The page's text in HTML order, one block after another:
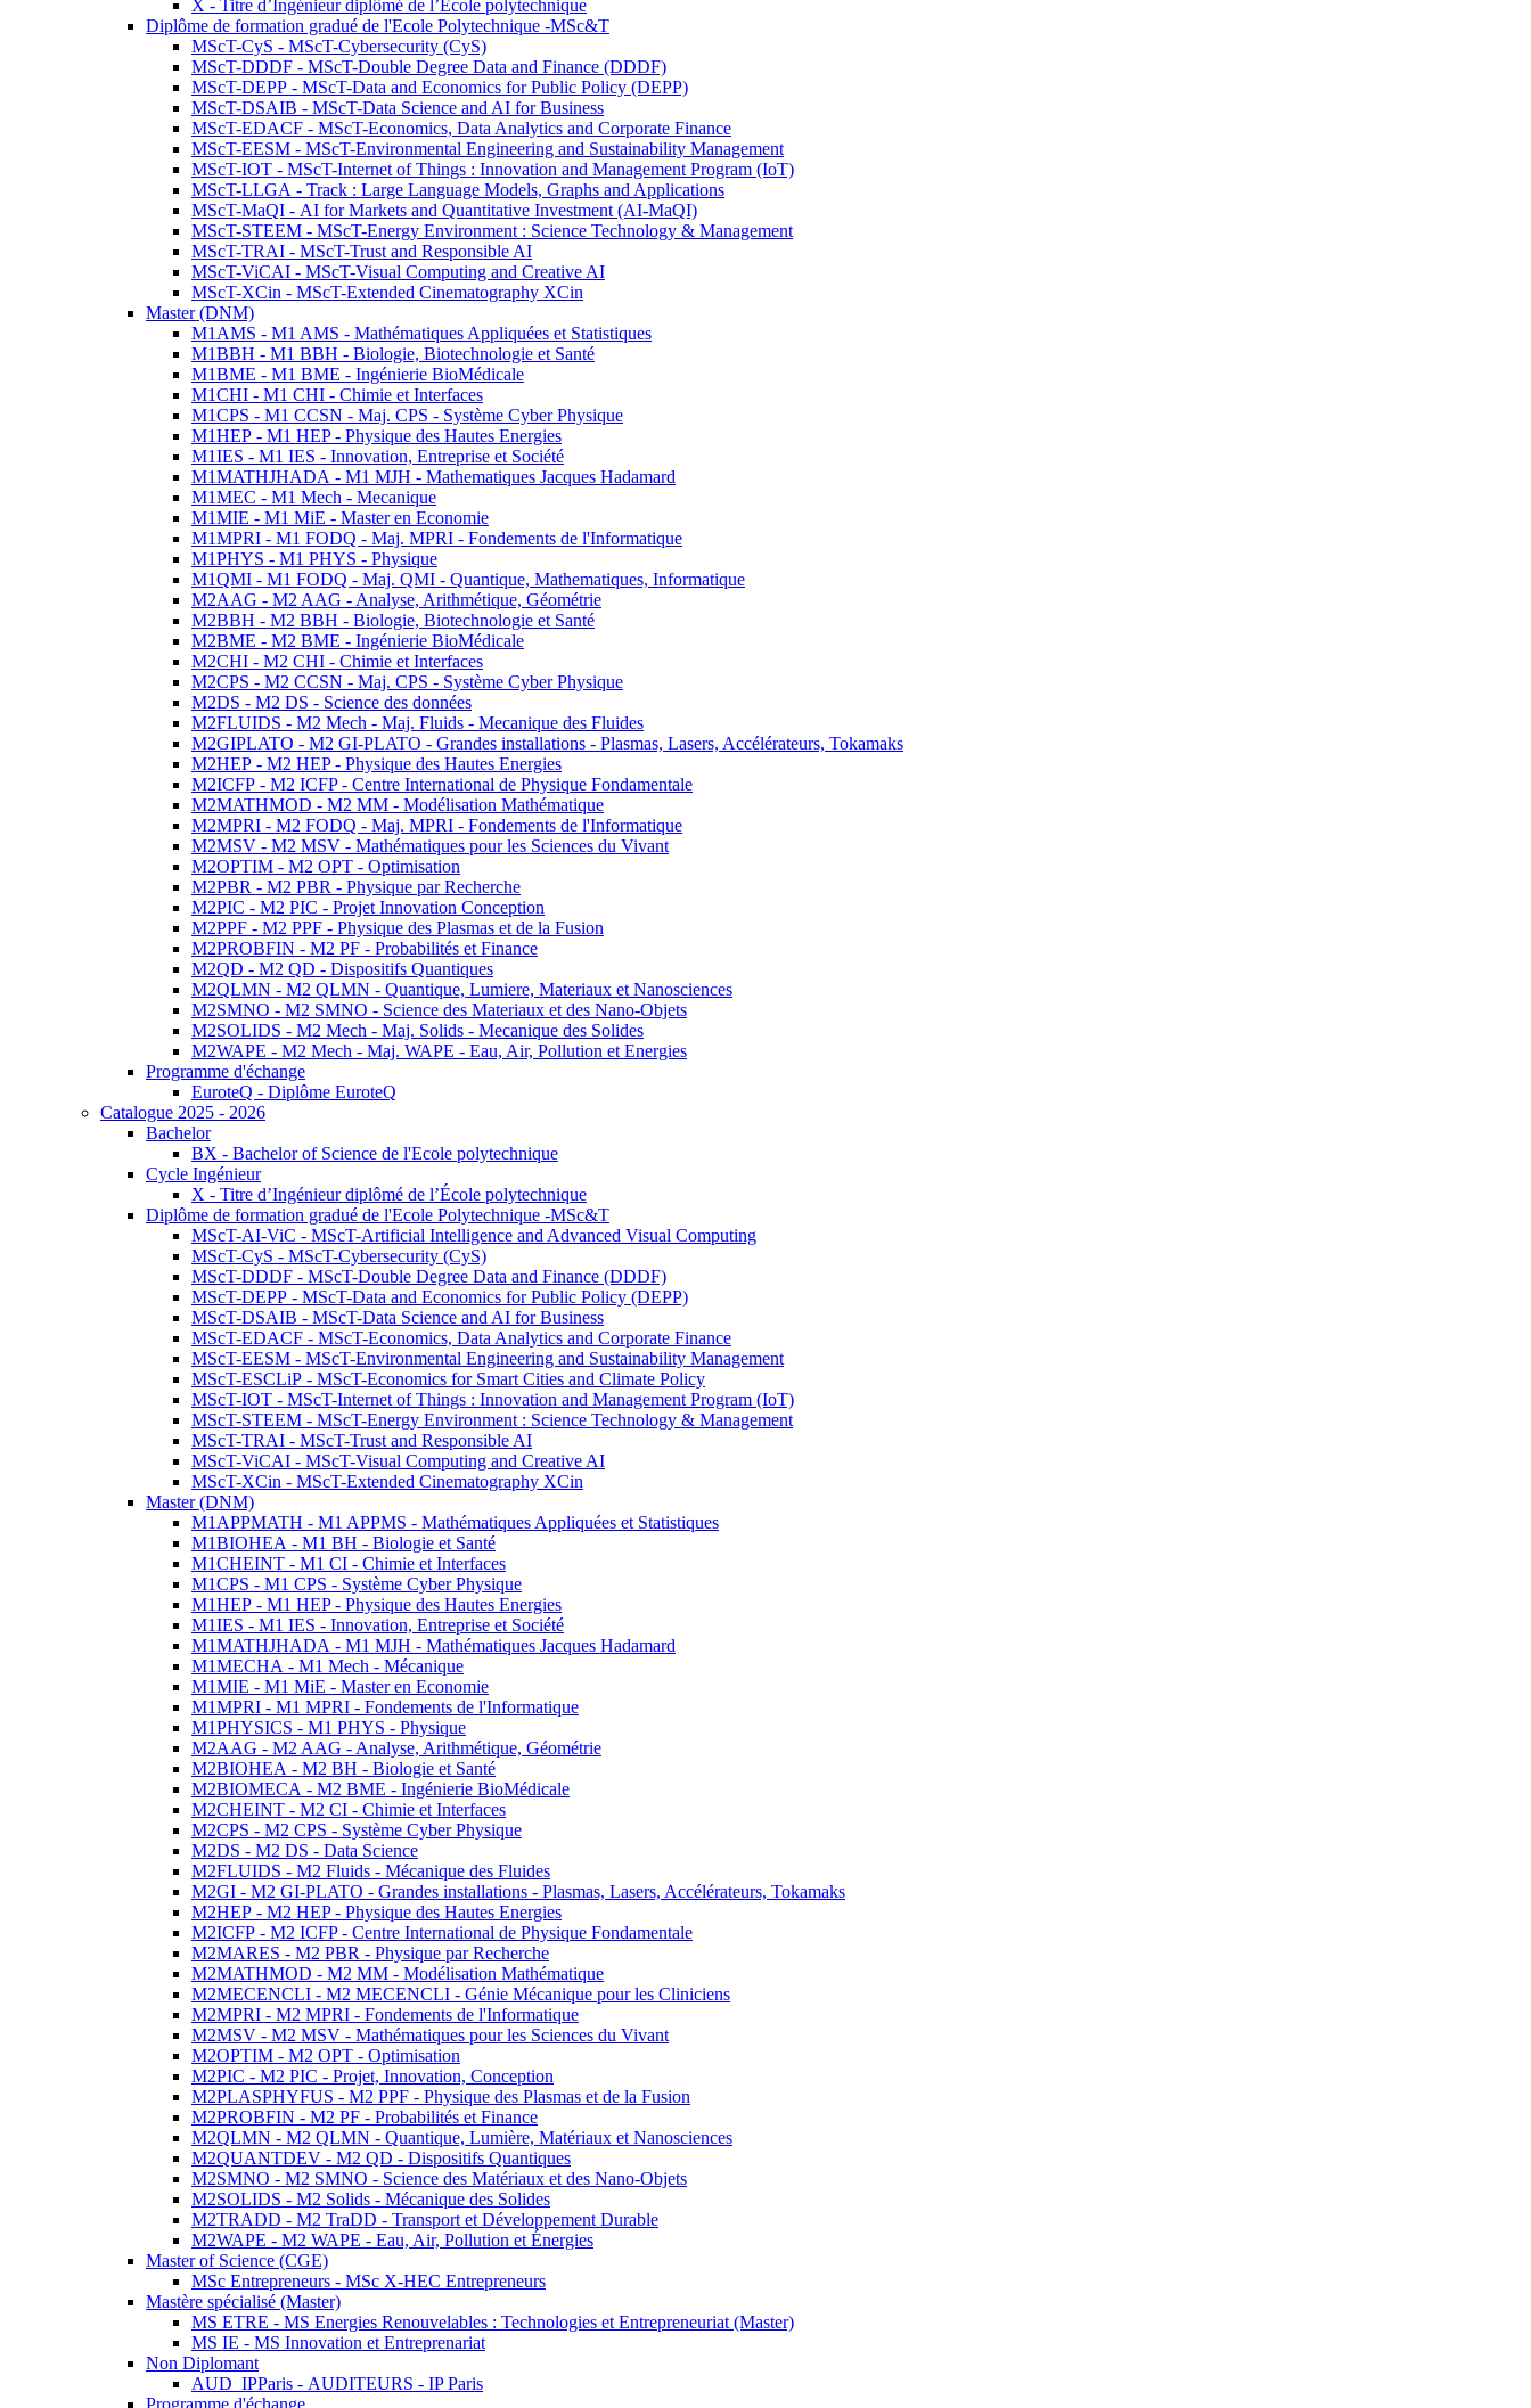
X - Titre d’Ingénieur diplômé de l’École polytechnique
Diplôme de formation gradué de l'Ecole Polytechnique -MSc&T
MScT-CyS - MScT-Cybersecurity (CyS)
MScT-DDDF - MScT-Double Degree Data and Finance (DDDF)
MScT-DEPP - MScT-Data and Economics for Public Policy (DEPP)
MScT-DSAIB - MScT-Data Science and AI for Business
MScT-EDACF - MScT-Economics, Data Analytics and Corporate Finance
MScT-EESM - MScT-Environmental Engineering and Sustainability Management
MScT-IOT - MScT-Internet of Things : Innovation and Management Program (IoT)
MScT-LLGA - Track : Large Language Models, Graphs and Applications
MScT-MaQI - AI for Markets and Quantitative Investment (AI-MaQI)
MScT-STEEM - MScT-Energy Environment : Science Technology & Management
MScT-TRAI - MScT-Trust and Responsible AI
MScT-ViCAI - MScT-Visual Computing and Creative AI
MScT-XCin - MScT-Extended Cinematography XCin
Master (DNM)
M1AMS - M1 AMS - Mathématiques Appliquées et Statistiques
M1BBH - M1 BBH - Biologie, Biotechnologie et Santé
M1BME - M1 BME - Ingénierie BioMédicale
M1CHI - M1 CHI - Chimie et Interfaces
M1CPS - M1 CCSN - Maj. CPS - Système Cyber Physique
M1HEP - M1 HEP - Physique des Hautes Energies
M1IES - M1 IES - Innovation, Entreprise et Société
M1MATHJHADA - M1 MJH - Mathematiques Jacques Hadamard
M1MEC - M1 Mech - Mecanique
M1MIE - M1 MiE - Master en Economie
M1MPRI - M1 FODQ - Maj. MPRI - Fondements de l'Informatique
M1PHYS - M1 PHYS - Physique
M1QMI - M1 FODQ - Maj. QMI - Quantique, Mathematiques, Informatique
M2AAG - M2 AAG - Analyse, Arithmétique, Géométrie
M2BBH - M2 BBH - Biologie, Biotechnologie et Santé
M2BME - M2 BME - Ingénierie BioMédicale
M2CHI - M2 CHI - Chimie et Interfaces
M2CPS - M2 CCSN - Maj. CPS - Système Cyber Physique
M2DS - M2 DS - Science des données
M2FLUIDS - M2 Mech - Maj. Fluids - Mecanique des Fluides
M2GIPLATO - M2 GI-PLATO - Grandes installations - Plasmas, Lasers, Accélérateurs, Tokamaks
M2HEP - M2 HEP - Physique des Hautes Energies
M2ICFP - M2 ICFP - Centre International de Physique Fondamentale
M2MATHMOD - M2 MM - Modélisation Mathématique
M2MPRI - M2 FODQ - Maj. MPRI - Fondements de l'Informatique
M2MSV - M2 MSV - Mathématiques pour les Sciences du Vivant
M2OPTIM - M2 OPT - Optimisation
M2PBR - M2 PBR - Physique par Recherche
M2PIC - M2 PIC - Projet Innovation Conception
M2PPF - M2 PPF - Physique des Plasmas et de la Fusion
M2PROBFIN - M2 PF - Probabilités et Finance
M2QD - M2 QD - Dispositifs Quantiques
M2QLMN - M2 QLMN - Quantique, Lumiere, Materiaux et Nanosciences
M2SMNO - M2 SMNO - Science des Materiaux et des Nano-Objets
M2SOLIDS - M2 Mech - Maj. Solids - Mecanique des Solides
M2WAPE - M2 Mech - Maj. WAPE - Eau, Air, Pollution et Energies
Programme d'échange
EuroteQ - Diplôme EuroteQ
Catalogue 2025 - 2026
Bachelor
BX - Bachelor of Science de l'Ecole polytechnique
Cycle Ingénieur
X - Titre d’Ingénieur diplômé de l’École polytechnique
Diplôme de formation gradué de l'Ecole Polytechnique -MSc&T
MScT-AI-ViC - MScT-Artificial Intelligence and Advanced Visual Computing
MScT-CyS - MScT-Cybersecurity (CyS)
MScT-DDDF - MScT-Double Degree Data and Finance (DDDF)
MScT-DEPP - MScT-Data and Economics for Public Policy (DEPP)
MScT-DSAIB - MScT-Data Science and AI for Business
MScT-EDACF - MScT-Economics, Data Analytics and Corporate Finance
MScT-EESM - MScT-Environmental Engineering and Sustainability Management
MScT-ESCLiP - MScT-Economics for Smart Cities and Climate Policy
MScT-IOT - MScT-Internet of Things : Innovation and Management Program (IoT)
MScT-STEEM - MScT-Energy Environment : Science Technology & Management
MScT-TRAI - MScT-Trust and Responsible AI
MScT-ViCAI - MScT-Visual Computing and Creative AI
MScT-XCin - MScT-Extended Cinematography XCin
Master (DNM)
M1APPMATH - M1 APPMS - Mathématiques Appliquées et Statistiques
M1BIOHEA - M1 BH - Biologie et Santé
M1CHEINT - M1 CI - Chimie et Interfaces
M1CPS - M1 CPS - Système Cyber Physique
M1HEP - M1 HEP - Physique des Hautes Energies
M1IES - M1 IES - Innovation, Entreprise et Société
M1MATHJHADA - M1 MJH - Mathématiques Jacques Hadamard
M1MECHA - M1 Mech - Mécanique
M1MIE - M1 MiE - Master en Economie
M1MPRI - M1 MPRI - Fondements de l'Informatique
M1PHYSICS - M1 PHYS - Physique
M2AAG - M2 AAG - Analyse, Arithmétique, Géométrie
M2BIOHEA - M2 BH - Biologie et Santé
M2BIOMECA - M2 BME - Ingénierie BioMédicale
M2CHEINT - M2 CI - Chimie et Interfaces
M2CPS - M2 CPS - Système Cyber Physique
M2DS - M2 DS - Data Science
M2FLUIDS - M2 Fluids - Mécanique des Fluides
M2GI - M2 GI-PLATO - Grandes installations - Plasmas, Lasers, Accélérateurs, Tokamaks
M2HEP - M2 HEP - Physique des Hautes Energies
M2ICFP - M2 ICFP - Centre International de Physique Fondamentale
M2MARES - M2 PBR - Physique par Recherche
M2MATHMOD - M2 MM - Modélisation Mathématique
M2MECENCLI - M2 MECENCLI - Génie Mécanique pour les Cliniciens
M2MPRI - M2 MPRI - Fondements de l'Informatique
M2MSV - M2 MSV - Mathématiques pour les Sciences du Vivant
M2OPTIM - M2 OPT - Optimisation
M2PIC - M2 PIC - Projet, Innovation, Conception
M2PLASPHYFUS - M2 PPF - Physique des Plasmas et de la Fusion
M2PROBFIN - M2 PF - Probabilités et Finance
M2QLMN - M2 QLMN - Quantique, Lumière, Matériaux et Nanosciences
M2QUANTDEV - M2 QD - Dispositifs Quantiques
M2SMNO - M2 SMNO - Science des Matériaux et des Nano-Objets
M2SOLIDS - M2 Solids - Mécanique des Solides
M2TRADD - M2 TraDD - Transport et Développement Durable
M2WAPE - M2 WAPE - Eau, Air, Pollution et Énergies
Master of Science (CGE)
MSc Entrepreneurs - MSc X-HEC Entrepreneurs
Mastère spécialisé (Master)
MS ETRE - MS Energies Renouvelables : Technologies et Entrepreneuriat (Master)
MS IE - MS Innovation et Entreprenariat
Non Diplomant
AUD_IPParis - AUDITEURS - IP Paris
Programme d'échange